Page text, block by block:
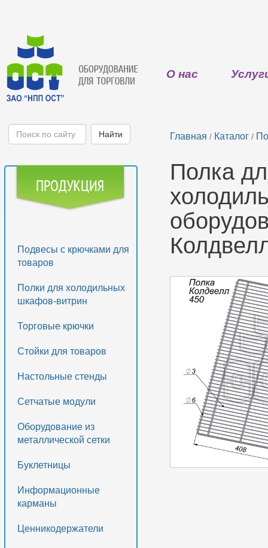
О нас
Подвесы с крючками для
товаров
Полки для холодильных
шкафов-витрин
Торговые крючки
Стойки для товаров
Настольные стенды
Сетчатые модули
Оборудование из
металлической сетки
Буклетницы
Информационные
карманы
Ценникодержатели
Главная / Каталог /
Полка